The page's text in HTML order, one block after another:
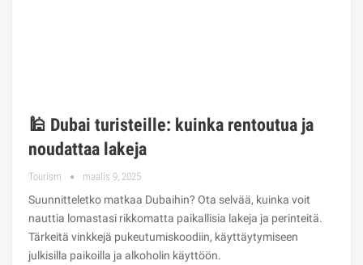
🕌 Dubai turisteille: kuinka rentoutua ja
noudattaa lakeja
Tourism maalis 9, 2025
Suunnitteletko matkaa Dubaihin? Ota selvää, kuinka voit
nauttia lomastasi rikkomatta paikallisia lakeja ja perinteitä.
Tärkeitä vinkkejä pukeutumiskoodiin, käyttäytymiseen
julkisilla paikoilla ja alkoholin käyttöön.